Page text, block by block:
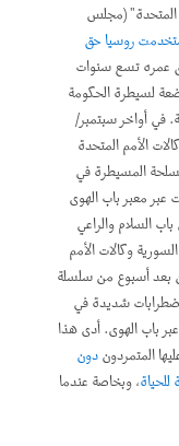
المتحدة" (مجلس
روسيا حق
عمره تسع سنوات
لسيطرة الحكومة
في أواخر سبتمبر/
الأمم المتحدة
المسيطرة في
عبر معبر باب الهوى
السلام والراعي
وكالات الأمم
بعد أسبوع من سلسلة
شديدة في
باب الهوى. أدى هذا
المتمردوندون
، وبخاصة عندما